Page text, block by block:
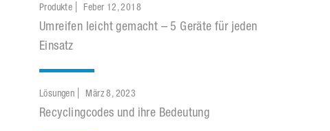
Produkte Feber 12, 2018
Umreifen leicht gemacht – 5 Geräte für jeden
Einsatz
Lösungen März 8, 2023
Recyclingcodes und ihre Bedeutung